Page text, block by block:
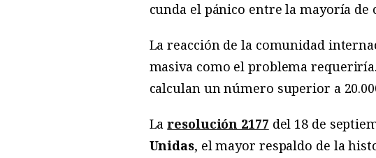
cunda el pánico entre la mayoría de
La reacción de la comunidad
masiva como el problema
calculan un número superior a
Laresolución 2177 del 18 de
Unidas, el mayor respaldo de la